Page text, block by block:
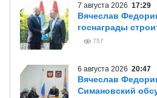
7 августа 2026 17:29
Вячеслав
госнаграды
757
6 августа 2026 20:47
Вячеслав
Симановский